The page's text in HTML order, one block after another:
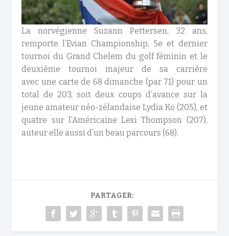
La norvégienne Suzann Pettersen, 32 ans,
remporte l’Evian Championship, 5e et dernier
tournoi du Grand Chelem du golf féminin et le
deuxième tournoi majeur de sa carrière
avec une carte de 68 dimanche (par 71) pour un
total de 203, soit deux coups d’avance sur la
jeune amateur néo-zélandaise Lydia Ko (205), et
quatre sur l’Américaine Lexi Thompson (207),
auteur elle aussi d’un beau parcours (68).
PARTAGER: